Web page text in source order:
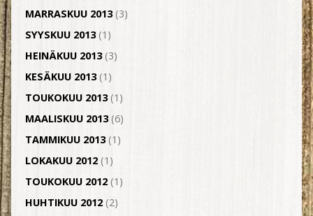
MARRASKUU 2013(3)
SYYSKUU 2013(1)
HEINÄKUU 2013(3)
KESÄKUU 2013(1)
TOUKOKUU 2013(1)
MAALISKUU 2013(6)
TAMMIKUU 2013(1)
LOKAKUU 2012(1)
TOUKOKUU 2012(1)
HUHTIKUU 2012(2)